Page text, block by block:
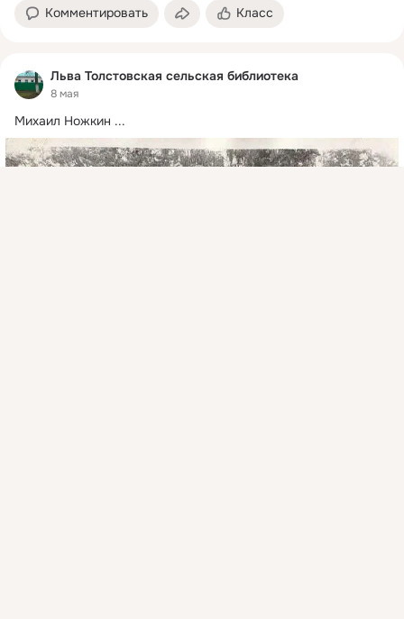
Комментировать Класс
Льва Толстовская сельская библиотека
8 мая
Михаил Ножкин ...